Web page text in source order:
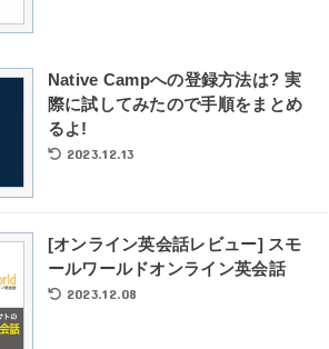
Native Campへの登録方法は? 実
際に試してみたので手順をまとめ
るよ!
2023.12.13
[オンライン英会話レビュー] スモ
ールワールドオンライン英会話
2023.12.08